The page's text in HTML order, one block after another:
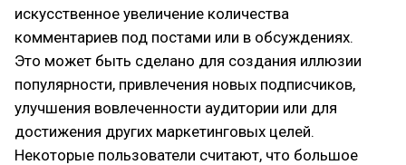
искусственное увеличение количества
комментариев под постами или в обсуждениях.
Это может быть сделано для создания иллюзии
популярности, привлечения новых подписчиков,
улучшения вовлеченности аудитории или для
достижения других маркетинговых целей.
Некоторые пользователи считают, что большое